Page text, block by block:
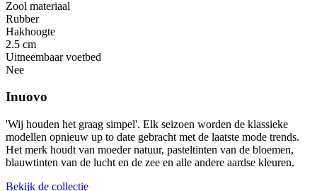
Zool materiaal
Rubber
Hakhoogte
2.5 cm
Uitneembaar voetbed
Nee
Inuovo
'Wij houden het graag simpel'. Elk seizoen worden de klassieke
modellen opnieuw up to date gebracht met de laatste mode trends.
Het merk houdt van moeder natuur, pasteltinten van de bloemen,
blauwtinten van de lucht en de zee en alle andere aardse kleuren.
Bekijk de collectie